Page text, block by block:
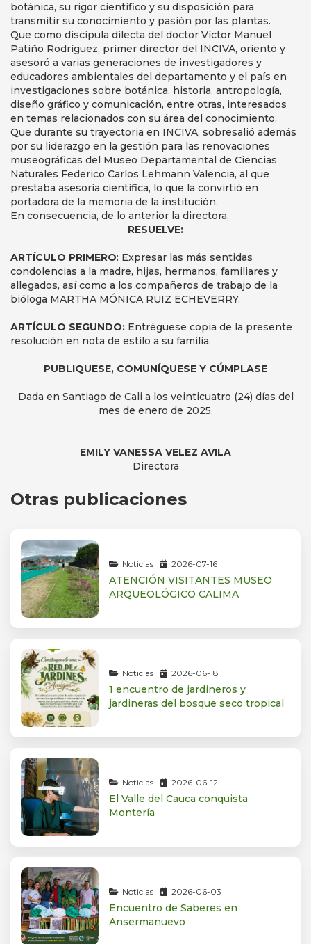
botánica, su rigor científico y su disposición para
transmitir su conocimiento y pasión por las plantas.
Que como discípula dilecta del doctor Víctor Manuel
Patiño Rodríguez, primer director del INCIVA, orientó y
asesoró a varias generaciones de investigadores y
educadores ambientales del departamento y el país en
investigaciones sobre botánica, historia, antropología,
diseño gráfico y comunicación, entre otras, interesados
en temas relacionados con su área del conocimiento.
Que durante su trayectoria en INCIVA, sobresalió además
por su liderazgo en la gestión para las renovaciones
museográficas del Museo Departamental de Ciencias
Naturales Federico Carlos Lehmann Valencia, al que
prestaba asesoría científica, lo que la convirtió en
portadora de la memoria de la institución.
En consecuencia, de lo anterior la directora,
RESUELVE:
ARTÍCULO PRIMERO: Expresar las más sentidas
condolencias a la madre, hijas, hermanos, familiares y
allegados, así como a los compañeros de trabajo de la
bióloga MARTHA MÓNICA RUIZ ECHEVERRY.
ARTÍCULO SEGUNDO: Entréguese copia de la presente
resolución en nota de estilo a su familia.
PUBLIQUESE, COMUNÍQUESE Y CÚMPLASE
Dada en Santiago de Cali a los veinticuatro (24) días del
mes de enero de 2025.
EMILY VANESSA VELEZ AVILA
Directora
Otras publicaciones
Noticias 2026-07-16
ATENCIÓN VISITANTES MUSEO
ARQUEOLÓGICO CALIMA
Noticias 2026-06-18
1 encuentro de jardineros y
jardineras del bosque seco tropical
Noticias 2026-06-12
El Valle del Cauca conquista
Montería
Noticias 2026-06-03
Encuentro de Saberes en
Ansermanuevo